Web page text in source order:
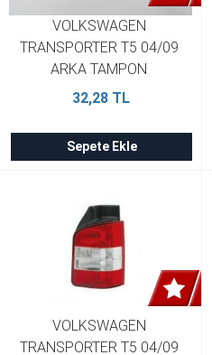
VOLKSWAGEN
TRANSPORTER T5 04/09
ARKA TAMPON
REFLEKTÖRÜ SAĞ KIRMIZI
32,28 TL
Sepete Ekle
VOLKSWAGEN
TRANSPORTER T5 04/09